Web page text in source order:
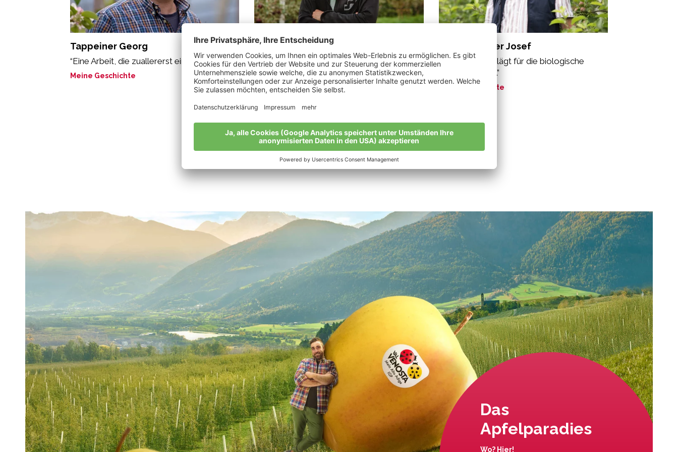
Tappeiner Georg
“Eine Arbeit, die zuallererst eine Pflicht ist.“
Meine Geschichte
Jennewein Samuel Franz
„Das Gefühl der Zufriedenheit.“
Meine Geschichte
Sonnenburger Josef
“Mein Herz schlägt für die biologische
Landwirtschaft.”
Meine Geschichte
Alle Bio-Bauern im Überblick
Das
Apfelparadies
Wo? Hier!